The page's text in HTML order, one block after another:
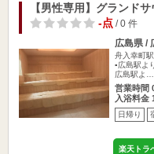
【男性専用】グランド
-点/ 0 件
広島県 /
舟入幸町
▪︎広島駅よ
広島駅よ…
営業時間
入浴料金
日帰り
楽天トラ